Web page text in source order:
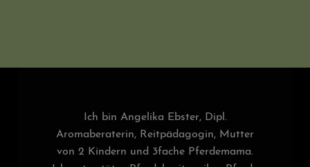
Ich bin Angelika Ebster, Dipl.
Aromaberaterin, Reitpädagogin, Mutter
von 2 Kindern und 3fache Pferdemama.